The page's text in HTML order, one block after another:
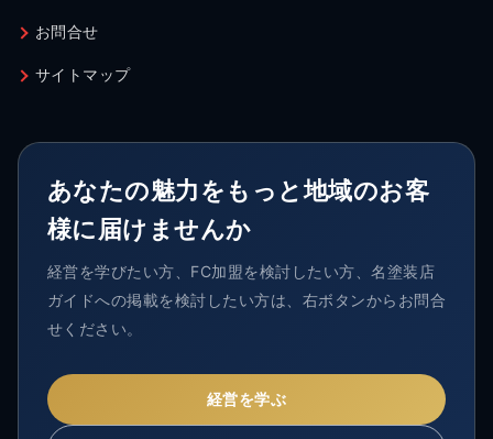
お問合せ
サイトマップ
あなたの魅力をもっと地域のお客
様に届けませんか
経営を学びたい方、FC加盟を検討したい方、名塗装店
ガイドへの掲載を検討したい方は、右ボタンからお問合
せください。
経営を学ぶ